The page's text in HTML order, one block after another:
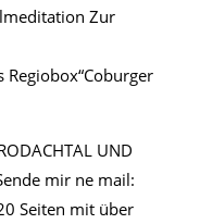
Zur
Regiobox“Coburger
UND
mir ne mail:
Seiten mit über